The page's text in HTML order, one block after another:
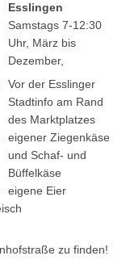
Esslingen
Samstags 7-12:30
Uhr, März bis
Dezember,
Vor der Esslinger
Stadtinfo am Rand
des Marktplatzes
eigener Ziegenkäse
und Schaf- und
Büffelkäse
eigene Eier
zu finden!